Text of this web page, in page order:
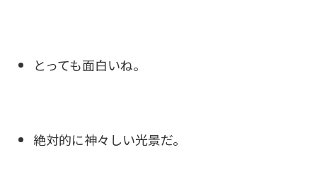
とっても面白いね。
絶対的に神々しい光景だ。